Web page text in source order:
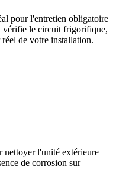
pour l'entretien obligatoire
vérifie le circuit frigorifique,
de votre installation.
nettoyer l'unité extérieure
de corrosion sur